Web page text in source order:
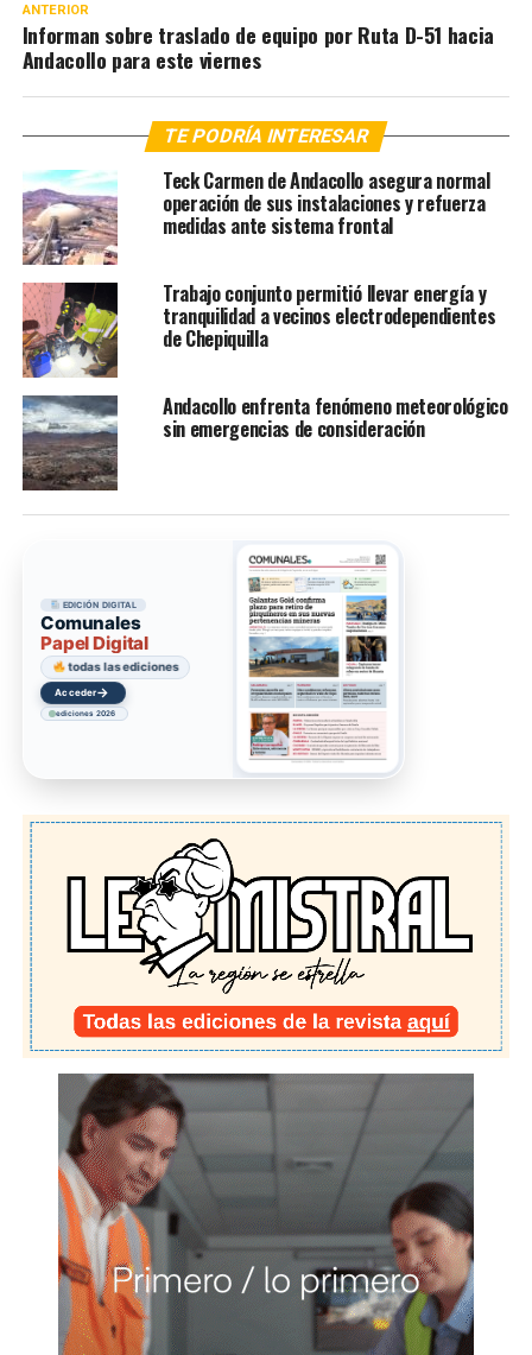
ANTERIOR
Informan sobre traslado de equipo por Ruta D-51 hacia
Andacollo para este viernes
TE PODRÍA INTERESAR
Teck Carmen de Andacollo asegura normal
operación de sus instalaciones y refuerza
medidas ante sistema frontal
Trabajo conjunto permitió llevar energía y
tranquilidad a vecinos electrodependientes
de Chepiquilla
Andacollo enfrenta fenómeno meteorológico
sin emergencias de consideración
EDICIÓN DIGITAL
Comunales
Papel Digital
todas las ediciones
Acceder→
ediciones 2026